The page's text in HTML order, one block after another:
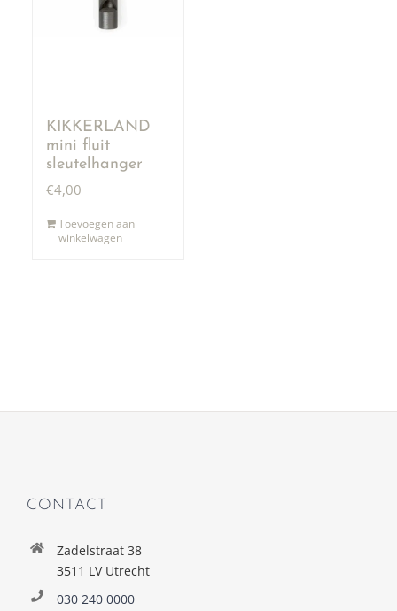
KIKKERLAND
mini fluit
sleutelhanger
€4,00
Toevoegen aan
winkelwagen
CONTACT
Zadelstraat 38
3511 LV Utrecht
030 240 0000